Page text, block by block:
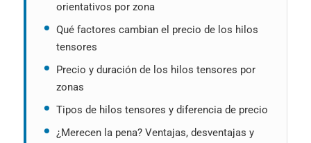
orientativos por zona
Qué factores cambian el precio de los hilos
tensores
Precio y duración de los hilos tensores por
zonas
Tipos de hilos tensores y diferencia de precio
¿Merecen la pena? Ventajas, desventajas y